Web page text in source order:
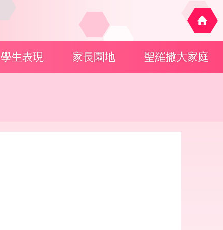
學生表現 家長園地 聖羅撒大家庭